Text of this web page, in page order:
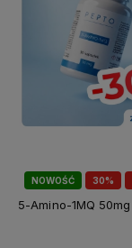
30%
NOWOŚĆ
5-Amino-1MQ 50mg